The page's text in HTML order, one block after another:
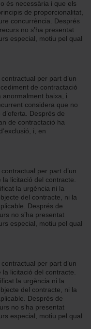
és necessària i que els
de proporcionalitat,
concurrència. Després
no s’ha presentat
especial, motiu pel qual
per part d’un
de contractació
anormalment baixa, i
considera que no
Després de
de contractació ha
i, en
per part d’un
la licitació del contracte.
la urgència ni la
del contracte, ni la
Després de
no s’ha presentat
especial, motiu pel qual
per part d’un
la licitació del contracte.
la urgència ni la
del contracte, ni la
Després de
no s’ha presentat
especial, motiu pel qual